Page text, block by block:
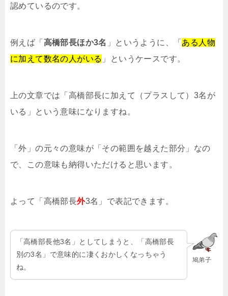
認めているのです。
例えば「 高橋部長ほか3名 」というように、「 ある人物
に加えて数名の人がいる 」というケースです。
上の文章では「高橋部長に加えて（プラスして）3名が
いる」という意味になりますね。
「外」の元々の意味が「その範囲を越えた部分」なの
で、この意味も納得いただけると思います。
よって「高橋部長外3名」で表記できます。
鳩弟子
「高橋部長他3名」としてしまうと、「高橋部長
別の3名」で意味的に凄くおかしくなっちゃう
ね。